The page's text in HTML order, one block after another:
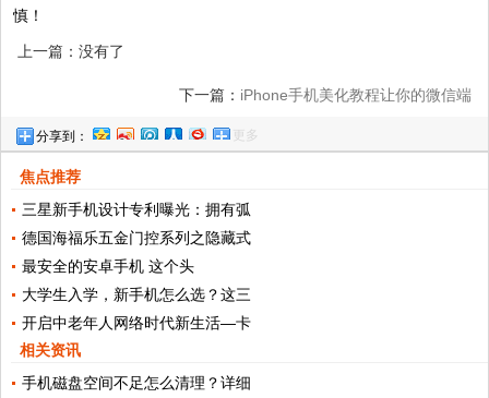
慎！
上一篇：没有了
下一篇： iPhone手机美化教程让你的微信端
分享到： 更多
焦点推荐
三星新手机设计专利曝光：拥有弧
德国海福乐五金门控系列之隐藏式
最安全的安卓手机 这个头
大学生入学，新手机怎么选？这三
开启中老年人网络时代新生活—卡
相关资讯
手机磁盘空间不足怎么清理？详细